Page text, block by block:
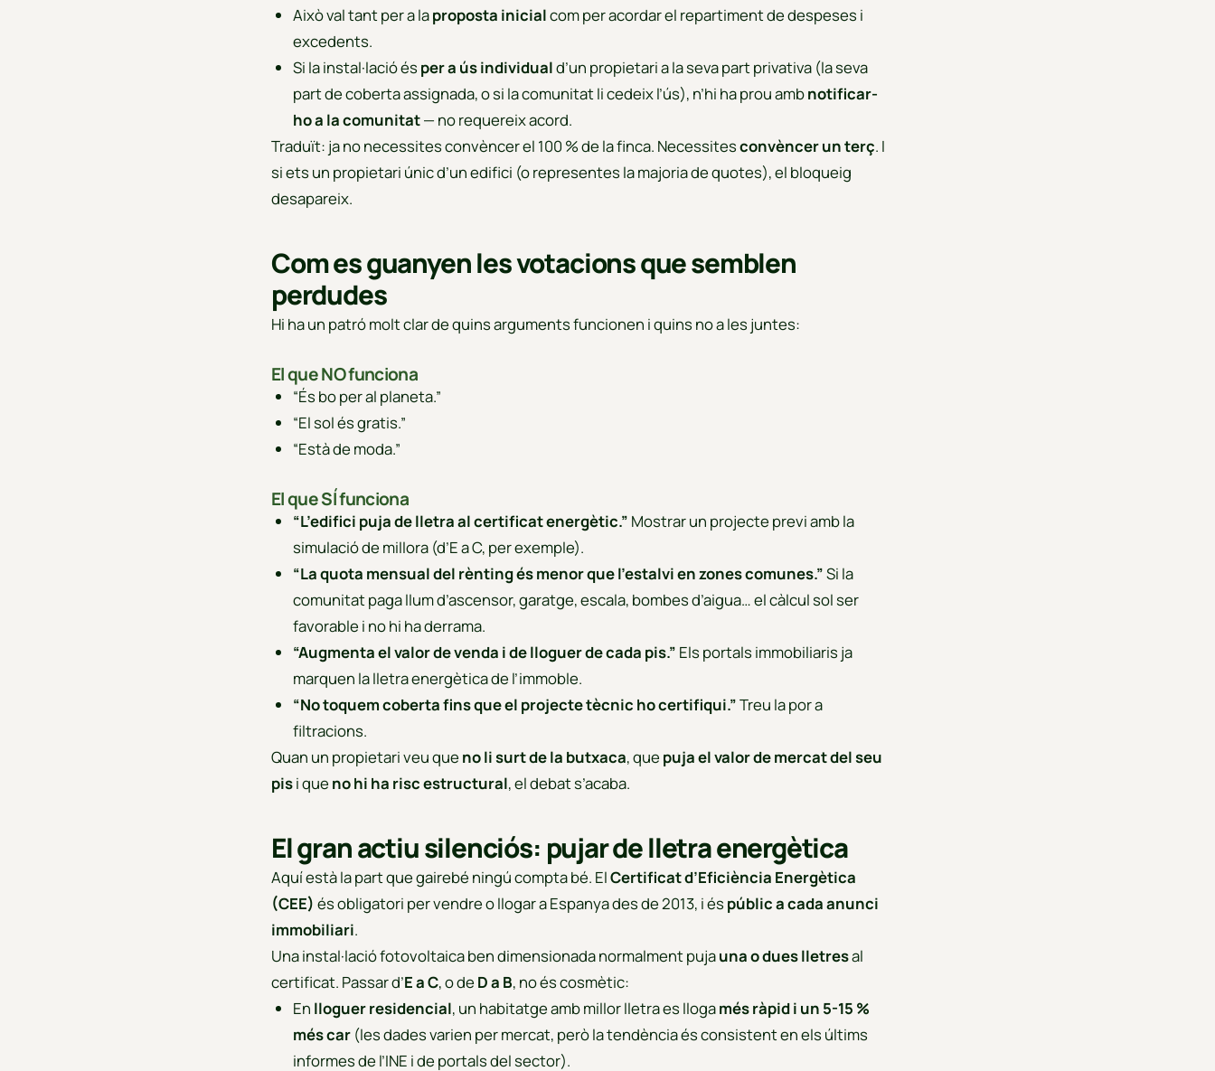
Això val tant per a laproposta inicialcom per acordar el repartiment de despeses i
excedents.
Si la instal·lació és per a ús individuald’un propietari a la seva part privativa (la seva
part de coberta assignada, o si la comunitat li cedeix l’ús), n’hi ha prou ambnotificar-
ho a la comunitat— no requereix acord.
Traduït: ja no necessites convèncer el 100 % de la finca. Necessitesconvèncer un terç. I
si ets un propietari únic d’un edifici (o representes la majoria de quotes), el bloqueig
desapareix.
Com es guanyen les votacions que semblen
perdudes
Hi ha un patró molt clar de quins arguments funcionen i quins no a les juntes:
El que NO funciona
“És bo per al planeta.”
“El sol és gratis.”
“Està de moda.”
El que SÍ funciona
“L’edifici puja de lletra al certificat energètic.” Mostrar un projecte previ amb la
simulació de millora (d’E a C, per exemple).
“La quota mensual del rènting és menor que l’estalvi en zones comunes.”Si la
comunitat paga llum d’ascensor, garatge, escala, bombes d’aigua… el càlcul sol ser
favorable i no hi ha derrama.
“Augmenta el valor de venda i de lloguer de cada pis.” Els portals immobiliaris ja
marquen la lletra energètica de l’immoble.
“No toquem coberta fins que el projecte tècnic ho certifiqui.”Treu la por a
filtracions.
Quan un propietari veu que no li surt de la butxaca, que puja el valor de mercat del seu
pisi que no hi ha risc estructural, el debat s’acaba.
El gran actiu silenciós: pujar de lletra energètica
Aquí està la part que gairebé ningú compta bé. ElCertificat d’Eficiència Energètica
(CEE) és obligatori per vendre o llogar a Espanya des de 2013, i és públic a cada anunci
immobiliari.
Una instal·lació fotovoltaica ben dimensionada normalment pujauna o dues lletresal
certificat. Passar d’E a C, o de D a B, no és cosmètic:
En lloguer residencial, un habitatge amb millor lletra es llogamés ràpid i un 5-15 %
més car (les dades varien per mercat, però la tendència és consistent en els últims
informes de l’INE i de portals del sector).